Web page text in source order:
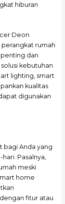
hiburan
Deon
rumah
dan
kebutuhan
lighting, smart
kualitas
digunakan
bagi Anda yang
Pasalnya,
meski
home
fitur atau